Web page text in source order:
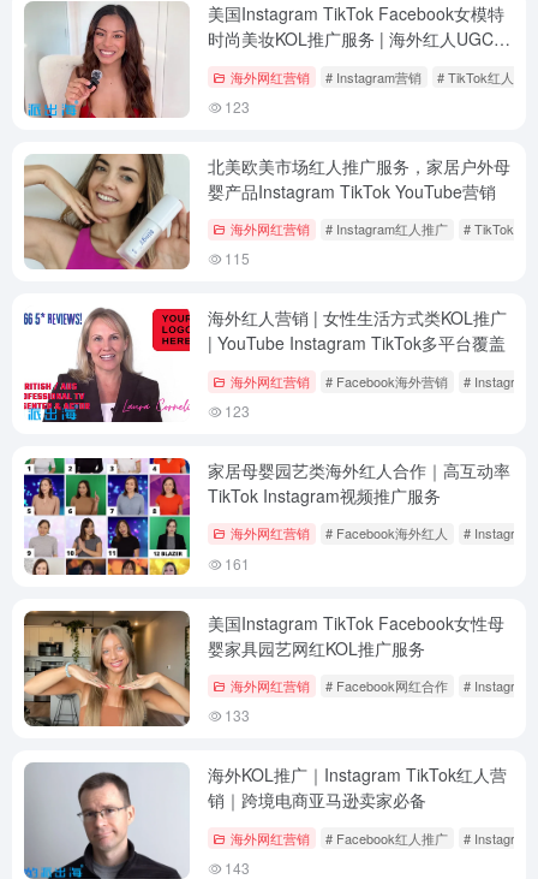
美国Instagram TikTok Facebook女模特
时尚美妆KOL推广服务 | 海外红人UGC视
海外网红营销 # Instagram营销 # TikTok红人合
123
北美欧美市场红人推广服务，家居户外母
婴产品Instagram TikTok YouTube营销
海外网红营销 # Instagram红人推广 # TikTok带
115
海外红人营销 | 女性生活方式类KOL推广
| YouTube Instagram TikTok多平台覆盖
海外网红营销 # Facebook海外营销 # Instagram
123
家居母婴园艺类海外红人合作｜高互动率
TikTok Instagram视频推广服务
海外网红营销 # Facebook海外红人 # Instagram
161
美国Instagram TikTok Facebook女性母
婴家具园艺网红KOL推广服务
海外网红营销 # Facebook网红合作 # Instagram
133
海外KOL推广｜Instagram TikTok红人营
销｜跨境电商亚马逊卖家必备
海外网红营销 # Facebook红人推广 # Instagram
143